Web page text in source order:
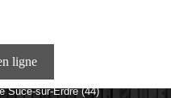
Sucé-sur-Erdre (44)